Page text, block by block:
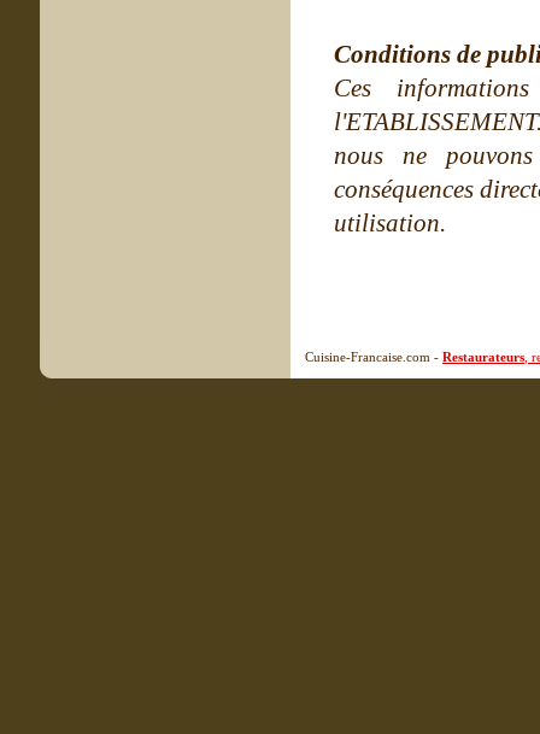
Conditions de
Ces
nous ne
conséquences
utilisation.
Cuisine-Francaise.com - Restaurateurs ,